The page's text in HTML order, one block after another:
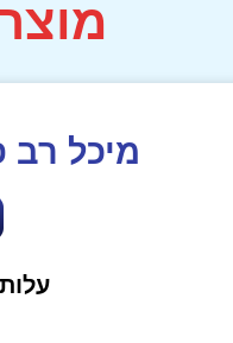
מיכל רב פעמי 5
עלות